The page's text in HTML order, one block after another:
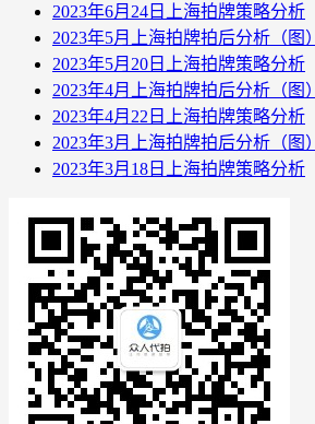
2023年6月24日上海拍牌策略分析
2023年5月上海拍牌拍后分析（图）
2023年5月20日上海拍牌策略分析
2023年4月上海拍牌拍后分析（图）
2023年4月22日上海拍牌策略分析
2023年3月上海拍牌拍后分析（图）
2023年3月18日上海拍牌策略分析